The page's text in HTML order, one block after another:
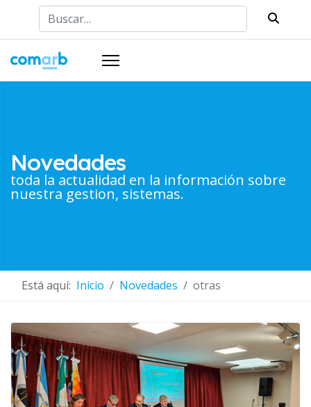
Buscar
Novedades
toda la actualidad en la información sobre
nuestra gestion, sistemas.
Está aquí: Inicio Novedades otras